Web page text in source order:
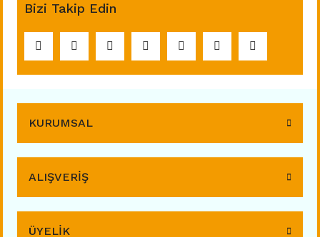
Bizi Takip Edin
KURUMSAL
ALIŞVERİŞ
ÜYELİK